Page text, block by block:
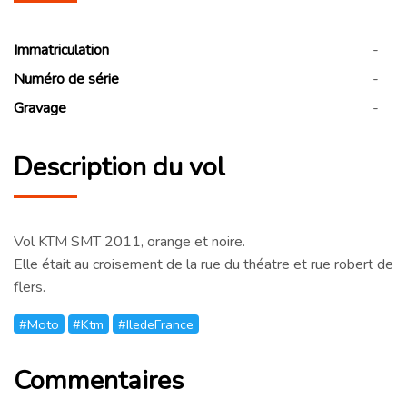
Immatriculation
-
Numéro de série
-
Gravage
-
Description du vol
Vol KTM SMT 2011, orange et noire.
Elle était au croisement de la rue du théatre et rue robert de
flers.
#Moto #Ktm #IledeFrance
Commentaires